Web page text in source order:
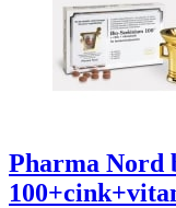
Pharma Nord